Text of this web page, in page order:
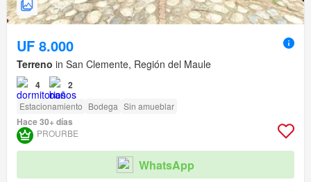
UF 8.000
Terreno in San Clemente, Región del Maule
4 2
Estacionamiento Bodega Sin amueblar
Hace 30+ días
PROURBE
WhatsApp